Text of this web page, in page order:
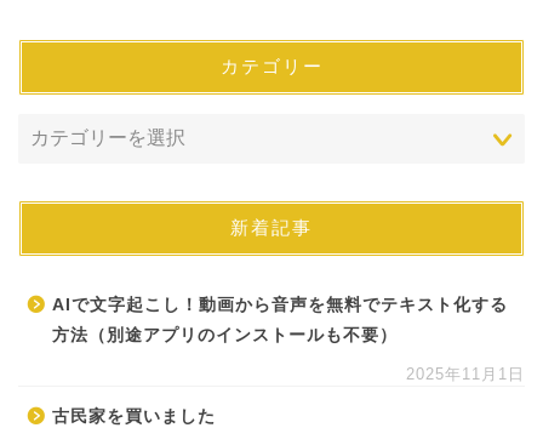
カテゴリー
新着記事
AIで文字起こし！動画から音声を無料でテキスト化する
方法（別途アプリのインストールも不要）
2025年11月1日
古民家を買いました